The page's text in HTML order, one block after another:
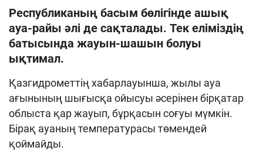
Республиканың басым бөлігінде ашық
ауа-райы әлі де сақталады. Тек еліміздің
батысында жауын-шашын болуы
ықтимал.
Қазгидрометтің хабарлауынша, жылы ауа
ағынының шығысқа ойысуы әсерінен бірқатар
облыста қар жауып, бұрқасын соғуы мүмкін.
Бірақ ауаның температурасы төмендей
қоймайды.